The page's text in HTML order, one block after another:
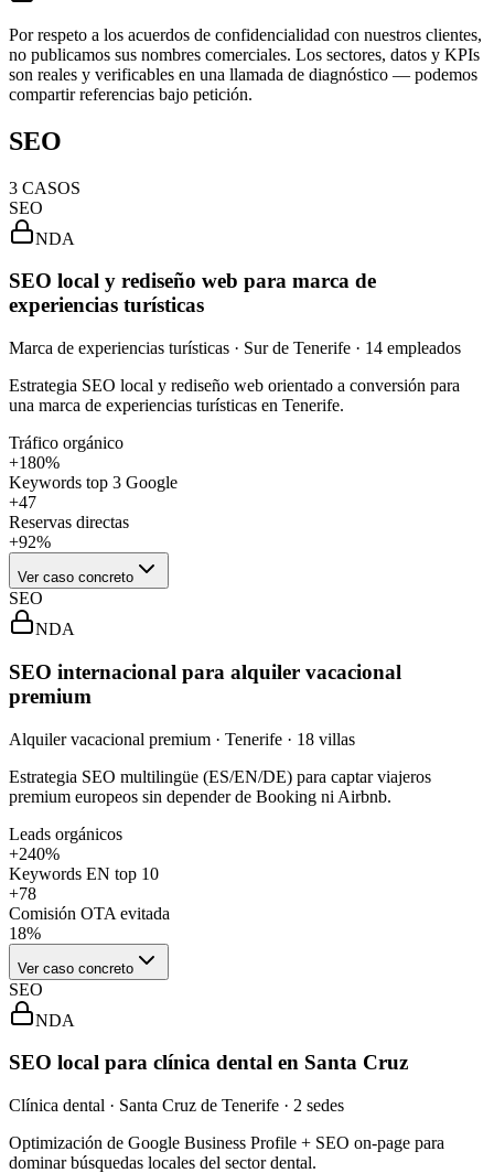
Por respeto a los acuerdos de confidencialidad con nuestros clientes,
no publicamos sus nombres comerciales. Los sectores, datos y KPIs
son reales y verificables en una llamada de diagnóstico — podemos
compartir referencias bajo petición.
SEO
3 CASOS
SEO
NDA
SEO local y rediseño web para marca de
experiencias turísticas
Marca de experiencias turísticas · Sur de Tenerife · 14 empleados
Estrategia SEO local y rediseño web orientado a conversión para
una marca de experiencias turísticas en Tenerife.
Tráfico orgánico
+180%
Keywords top 3 Google
+47
Reservas directas
+92%
Ver caso concreto
SEO
NDA
SEO internacional para alquiler vacacional
premium
Alquiler vacacional premium · Tenerife · 18 villas
Estrategia SEO multilingüe (ES/EN/DE) para captar viajeros
premium europeos sin depender de Booking ni Airbnb.
Leads orgánicos
+240%
Keywords EN top 10
+78
Comisión OTA evitada
18%
Ver caso concreto
SEO
NDA
SEO local para clínica dental en Santa Cruz
Clínica dental · Santa Cruz de Tenerife · 2 sedes
Optimización de Google Business Profile + SEO on-page para
dominar búsquedas locales del sector dental.